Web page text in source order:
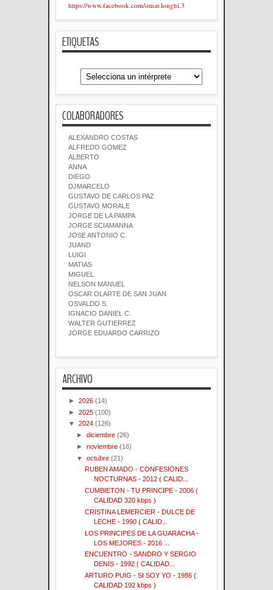
https://www.facebook.com/omar.longhi.3
ETIQUETAS
COLABORADORES
ALEXANDRO COSTAS
ALFREDO GOMEZ
ALBERTO
ANNA
DIEGO
DJMARCELO
GUSTAVO DE CARLOS PAZ
GUSTAVO MORALE
JORGE DE LA PAMPA
JORGE SCIAMANNA
JOSE ANTONIO C.
JUAND
LUIGI
MATIAS
MIGUEL
NELSON MANUEL
OSCAR OLARTE DE SAN JUAN
OSVALDO S.
IGNACIO DANIEL C.
WALTER GUTIERREZ
JORGE EDUARDO CARRIZO
ARCHIVO
► 2026 (14)
► 2025 (100)
▼ 2024 (126)
►diciembre (26)
►noviembre (16)
▼octubre (21)
RUBEN AMADO - CONFESIONES
NOCTURNAS - 2012 ( CALID...
CUMBIETON - TU PRINCIPE - 2006 (
CALIDAD 320 kbps )
CRISTINA LEMERCIER - DULCE DE
LECHE - 1990 ( CALID...
LOS PRINCIPES DE LA GUARACHA -
LOS MEJORES - 2016 ...
ENCUENTRO - SANDRO Y SERGIO
DENIS - 1992 ( CALIDAD...
ARTURO PUIG - SI SOY YO - 1986 (
CALIDAD 192 kbps )